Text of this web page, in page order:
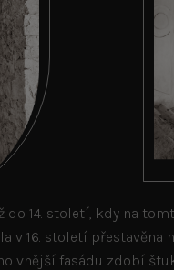
do 14. století, kdy na
v 16. století přestavěna
vnější fasádu zdobí